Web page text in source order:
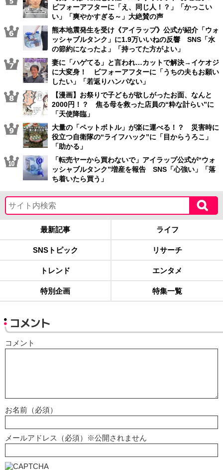
ビフォーアフターに「え、同じ人！？」「かっこい
い」「爽やかすぎる～」大絶賛の声
熊本地震発生を受け《アイラップ》公式が紹介「ウォ
ッシャブルタンク」に1.9万いいねの反響 SNS「水
の節約になったよ」「持ってた方がよい」
妻に「ハゲてる」と言われ…カットで解決→イケオジ
に大変身！ ビフォーアフターに「うちの夫もお願い
したい」「若返りハンパない」
【漫画】お祭りで子どもが欲しがったお面、なんと
2000円！？ 焦る母を救った店員の“粋な計らい”に
「天使降臨」
大量の「ペットボトル」が楽に運べる！？ 災害時に
役立つ自衛隊の“ライフハック”に「目からうろこ」
「助かる」
「転売ヤーから買わないで」アイラップ公式が“ウォ
ッシャブルタンク”増産を報告 SNS「心強い」「落
ち着いたら買う」
最新記事 ライフ
SNSトピック リサーチ
トレンド エンタメ
特別企画 特集一覧
コメント
コメント
お名前（必須）
メールアドレス（必須）※公開されません